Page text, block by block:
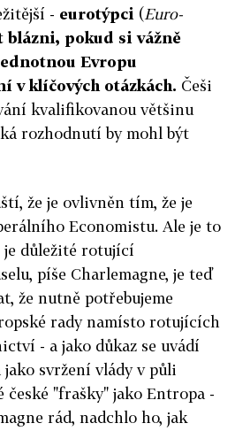
- eurotýpci (Euro-
blázni, pokud si vážně
Evropu
v klíčových otázkách. Češi
kvalifikovanou většinu
rozhodnutí by mohl být
že je ovlivněn tím, že je
Economistu. Ale je to
důležité rotující
píše Charlemagne, je teď
že nutně potřebujeme
rady namísto rotujících
- a jako důkaz se uvádí
jako svržení vlády v půli
české "frašky" jako Entropa -
rád, nadchlo ho, jak